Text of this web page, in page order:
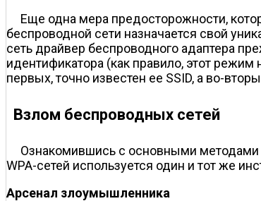
Еще одна мера предосторожности,
беспроводной сети назначается свой
сеть драйвер беспроводного адаптера
идентификатора (как правило, этот
первых, точно известен ее SSID, а во-
Взлом беспроводных сетей
Ознакомившись с основными методами
WPA-сетей используется один и тот же
Арсенал злоумышленника